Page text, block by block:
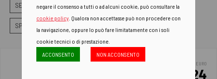
SELLE SPUGNA SELLA
SPUGNE SELLA ALTEZZA STANDARD
EURO
51.24
negare il consenso a tutti o ad alcuni cookie, può consultare la
cookie policy . Qualora non accettasse può non procedere con
la navigazione, oppure lo può fare limitatamente con i soli
cookie tecnici o di prestazione.
ACCONSENTO
NON ACCONSENTO